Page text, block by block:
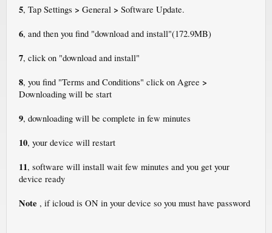
5, Tap Settings > General > Software Update.
6, and then you find "download and install"(172.9MB)
7, click on "download and install"
8, you find "Terms and Conditions" click on Agree >
Downloading will be start
9, downloading will be complete in few minutes
10, your device will restart
11, software will install wait few minutes and you get your
device ready
Note , if icloud is ON in your device so you must have password